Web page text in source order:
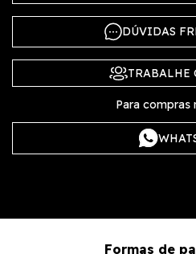
DÚVIDAS
TRABALHE
Para compras
Formas de